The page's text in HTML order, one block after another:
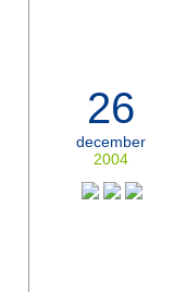
26
december
2004